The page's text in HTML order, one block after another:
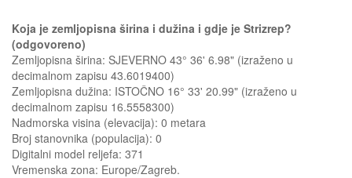
Koja je zemljopisna širina i dužina i gdje je Strizrep?
(odgovoreno)
Zemljopisna širina: SJEVERNO 43° 36' 6.98" (izraženo u
decimalnom zapisu 43.6019400)
Zemljopisna dužina: ISTOČNO 16° 33' 20.99" (izraženo u
decimalnom zapisu 16.5558300)
Nadmorska visina (elevacija): 0 metara
Broj stanovnika (populacija): 0
Digitalni model reljefa: 371
Vremenska zona: Europe/Zagreb.